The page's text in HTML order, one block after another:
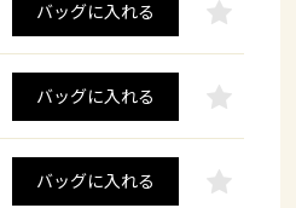
バッグに入れる
バッグに入れる
バッグに入れる